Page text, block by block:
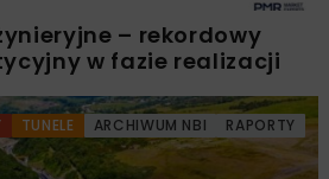
– rekordowy
w fazie realizacji
TUNELE ARCHIWUM NBI RAPORTY